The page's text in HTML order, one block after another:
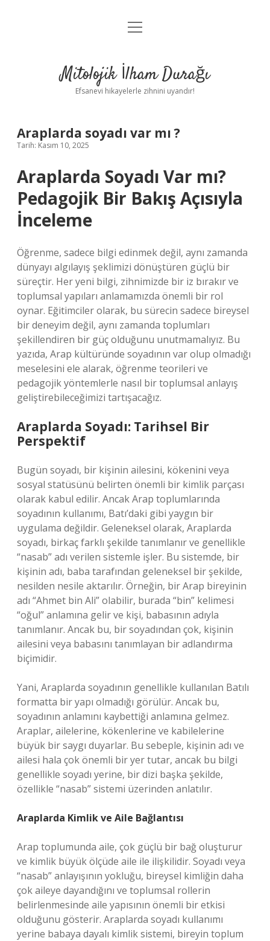
Anasayfa
Yasal Uyarı
menüyü
Mitolojik İlham Durağı
Efsanevi hikayelerle zihnini uyandır!
Araplarda soyadı var mı ?
Tarih: Kasım 10, 2025
Araplarda Soyadı Var mı?
Pedagojik Bir Bakış Açısıyla
İnceleme
Öğrenme, sadece bilgi edinmek değil, aynı zamanda
dünyayı algılayış şeklimizi dönüştüren güçlü bir
süreçtir. Her yeni bilgi, zihnimizde bir iz bırakır ve
toplumsal yapıları anlamamızda önemli bir rol
oynar. Eğitimciler olarak, bu sürecin sadece bireysel
bir deneyim değil, aynı zamanda toplumları
şekillendiren bir güç olduğunu unutmamalıyız. Bu
yazıda, Arap kültüründe soyadının var olup olmadığı
meselesini ele alarak, öğrenme teorileri ve
pedagojik yöntemlerle nasıl bir toplumsal anlayış
geliştirebileceğimizi tartışacağız.
Araplarda Soyadı: Tarihsel Bir
Perspektif
Bugün soyadı, bir kişinin ailesini, kökenini veya
sosyal statüsünü belirten önemli bir kimlik parçası
olarak kabul edilir. Ancak Arap toplumlarında
soyadının kullanımı, Batı’daki gibi yaygın bir
uygulama değildir. Geleneksel olarak, Araplarda
soyadı, birkaç farklı şekilde tanımlanır ve genellikle
“nasab” adı verilen sistemle işler. Bu sistemde, bir
kişinin adı, baba tarafından geleneksel bir şekilde,
nesilden nesile aktarılır. Örneğin, bir Arap bireyinin
adı “Ahmet bin Ali” olabilir, burada “bin” kelimesi
“oğul” anlamına gelir ve kişi, babasının adıyla
tanımlanır. Ancak bu, bir soyadından çok, kişinin
ailesini veya babasını tanımlayan bir adlandırma
biçimidir.
Yani, Araplarda soyadının genellikle kullanılan Batılı
formatta bir yapı olmadığı görülür. Ancak bu,
soyadının anlamını kaybettiği anlamına gelmez.
Araplar, ailelerine, kökenlerine ve kabilelerine
büyük bir saygı duyarlar. Bu sebeple, kişinin adı ve
ailesi hala çok önemli bir yer tutar, ancak bu bilgi
genellikle soyadı yerine, bir dizi başka şekilde,
özellikle “nasab” sistemi üzerinden anlatılır.
Araplarda Kimlik ve Aile Bağlantısı
Arap toplumunda aile, çok güçlü bir bağ oluşturur
ve kimlik büyük ölçüde aile ile ilişkilidir. Soyadı veya
“nasab” anlayışının yokluğu, bireysel kimliğin daha
çok aileye dayandığını ve toplumsal rollerin
belirlenmesinde aile yapısının önemli bir etkisi
olduğunu gösterir. Araplarda soyadı kullanımı
yerine babaya dayalı kimlik sistemi, bireyin toplum